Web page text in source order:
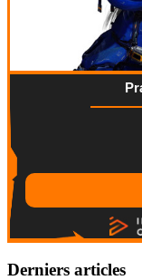
Derniers articles